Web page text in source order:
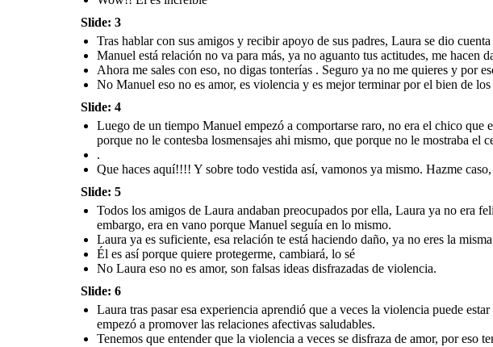
Tenemos que entender que la violencia a veces
se disfraza de amor, por eso tenemos que saber
Cuando estas en una relación afectiva
saludable, tienes tiempo para disfrutar con tus
amigos y familiares, respetan tus decisiones,
solucionan sus problemas conversando. No te
engañes el amor construye no destruye.
Slide: 3
Tras hablar con sus amigos y recibir apoyo de sus padres, Laura se dio
Manuel está relación no va para más, ya no aguanto tus actitudes, me hacen
Ahora me sales con eso, no digas tonterías . Seguro ya no me quieres y por
No Manuel eso no es amor, es violencia y es mejor terminar por el bien de los
Slide: 4
Luego de un tiempo Manuel empezó a comportarse raro, no era el chico que
porque no le contesba losmensajes ahi mismo, que porque no le mostraba el
.
Que haces aquí!!!! Y sobre todo vestida así, vamonos ya mismo. Hazme
Slide: 5
Todos los amigos de Laura andaban preocupados por ella, Laura ya no era
embargo, era en vano porque Manuel seguía en lo mismo.
Laura ya es suficiente, esa relación te está haciendo daño, ya no eres la
Él es así porque quiere protegerme, cambiará, lo sé
No Laura eso no es amor, son falsas ideas disfrazadas de violencia.
Slide: 6
Laura tras pasar esa experiencia aprendió que a veces la violencia puede
empezó a promover las relaciones afectivas saludables.
Tenemos que entender que la violencia a veces se disfraza de amor, por eso